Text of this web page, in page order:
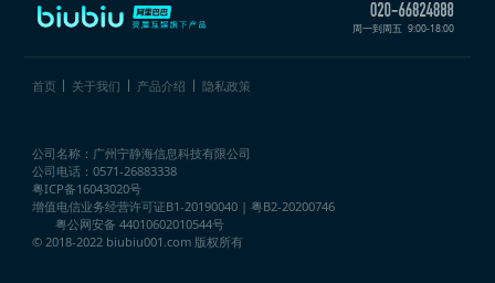
周一到周五 9:00-18:00
首页 关于我们 产品介绍 隐私政策
公司名称：广州宁静海信息科技有限公司
公司电话：0571-26883338
粤ICP备16043020号
增值电信业务经营许可证B1-20190040 | 粤B2-20200746
粤公网安备 44010602010544号
© 2018-2022 biubiu001.com 版权所有